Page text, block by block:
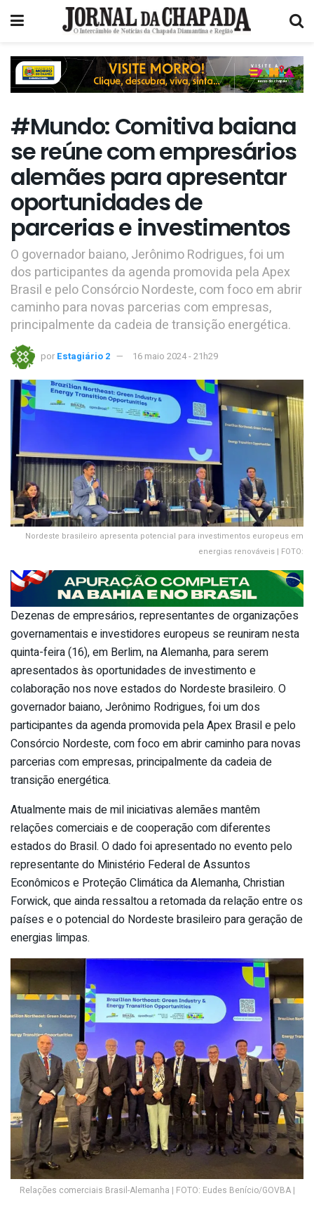
#Mundo: Comitiva baiana
se reúne com empresários
alemães para apresentar
oportunidades de
parcerias e investimentos
O governador baiano, Jerônimo Rodrigues, foi um
dos participantes da agenda promovida pela Apex
Brasil e pelo Consórcio Nordeste, com foco em abrir
caminho para novas parcerias com empresas,
principalmente da cadeia de transição energética.
por Estagiário 2 16 maio 2024 - 21h29
Nordeste brasileiro apresenta potencial para investimentos europeus em
energias renováveis | FOTO:
Dezenas de empresários, representantes de organizações
governamentais e investidores europeus se reuniram nesta
quinta-feira (16), em Berlim, na Alemanha, para serem
apresentados às oportunidades de investimento e
colaboração nos nove estados do Nordeste brasileiro. O
governador baiano, Jerônimo Rodrigues, foi um dos
participantes da agenda promovida pela Apex Brasil e pelo
Consórcio Nordeste, com foco em abrir caminho para novas
parcerias com empresas, principalmente da cadeia de
transição energética.
Atualmente mais de mil iniciativas alemães mantêm
relações comerciais e de cooperação com diferentes
estados do Brasil. O dado foi apresentado no evento pelo
representante do Ministério Federal de Assuntos
Econômicos e Proteção Climática da Alemanha, Christian
Forwick, que ainda ressaltou a retomada da relação entre os
países e o potencial do Nordeste brasileiro para geração de
energias limpas.
Relações comerciais Brasil-Alemanha | FOTO: Eudes Benício/GOVBA |